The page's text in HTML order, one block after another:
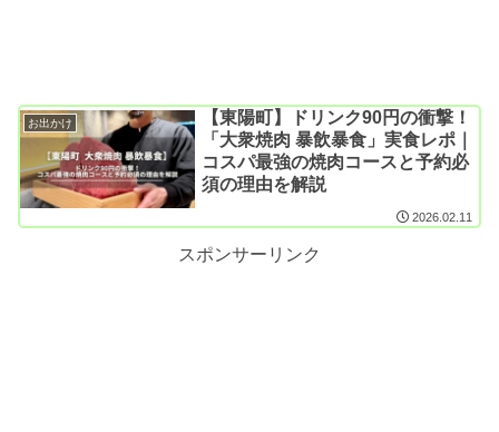
お出かけ
【東陽町】ドリンク90円の衝撃！
「大衆焼肉 暴飲暴食」実食レポ｜
コスパ最強の焼肉コースと予約必
須の理由を解説
2026.02.11
スポンサーリンク